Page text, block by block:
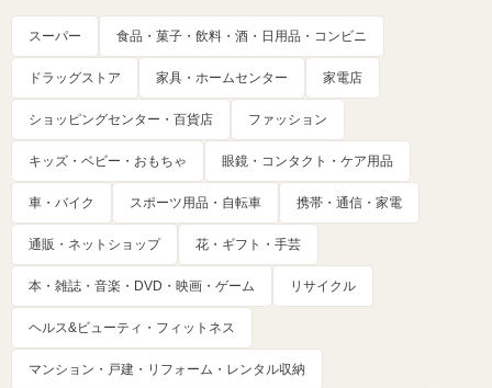
スーパー 食品・菓子・飲料・酒・日用品・コンビニ
ドラッグストア 家具・ホームセンター 家電店
ショッピングセンター・百貨店 ファッション
キッズ・ベビー・おもちゃ 眼鏡・コンタクト・ケア用品
車・バイク スポーツ用品・自転車 携帯・通信・家電
通販・ネットショップ 花・ギフト・手芸
本・雑誌・音楽・DVD・映画・ゲーム リサイクル
ヘルス&ビューティ・フィットネス
マンション・戸建・リフォーム・レンタル収納